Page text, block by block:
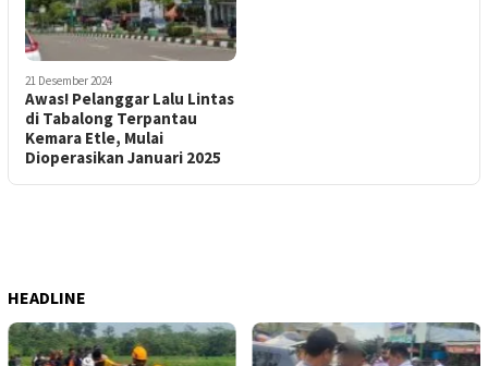
21 Desember 2024
Awas! Pelanggar Lalu Lintas
di Tabalong Terpantau
Kemara Etle, Mulai
Dioperasikan Januari 2025
HEADLINE